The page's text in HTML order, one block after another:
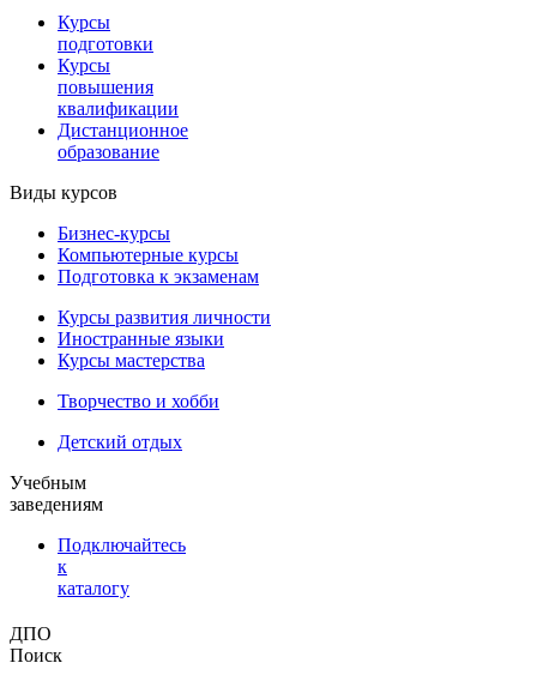
Курсы
подготовки
Курсы
повышения
квалификации
Дистанционное
образование
Виды курсов
Бизнес-курсы
Компьютерные курсы
Подготовка к экзаменам
Курсы развития личности
Иностранные языки
Курсы мастерства
Творчество и хобби
Детский отдых
Учебным
заведениям
Подключайтесь
к
каталогу
ДПО
Поиск